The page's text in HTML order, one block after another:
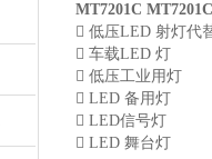
MT7201C
 低压LED 射灯代
 车载LED 灯
 低压工业用灯
 LED 备用灯
 LED信号灯
 LED 舞台灯